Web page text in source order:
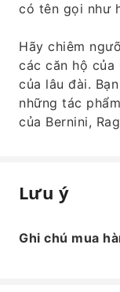
có tên gọi như
Hãy chiêm
các căn hộ của
của lâu đài.
những tác
của Bernini,
Lưu ý
Ghi chú mua